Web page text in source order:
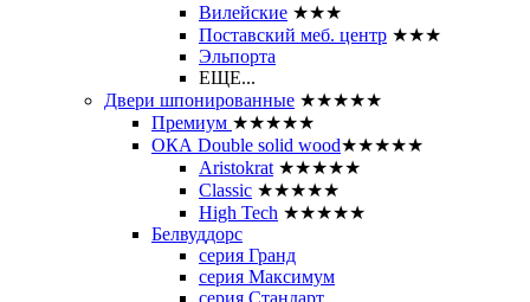
Вилейские ★★★
Поставский меб. центр ★★★
Эльпорта
ЕЩЕ...
Двери шпонированные ★★★★★
Премиум ★★★★★
ОКА Double solid wood★★★★★
Aristokrat ★★★★★
Classic ★★★★★
High Tech ★★★★★
Белвуддорс
серия Гранд
серия Максимум
серия Стандарт